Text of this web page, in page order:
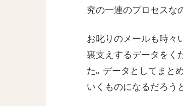
究の一連のプロセスな
お叱りのメールも時々
裏支えするデータをく
た。データとしてまと
いくものになるだろう